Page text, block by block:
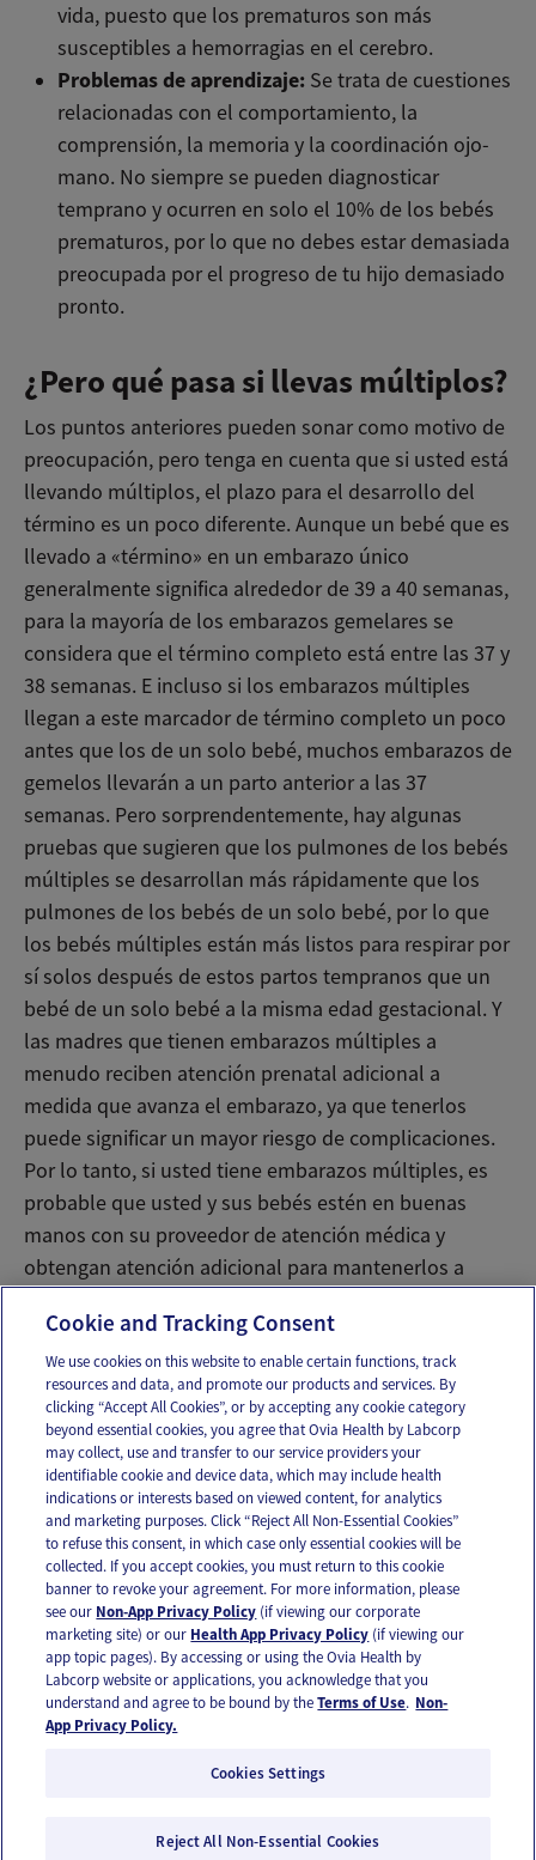
vida, puesto que los prematuros son más
susceptibles a hemorragias en el cerebro.
Problemas de aprendizaje: Se trata de cuestiones
relacionadas con el comportamiento, la
comprensión, la memoria y la coordinación ojo-
mano. No siempre se pueden diagnosticar
temprano y ocurren en solo el 10% de los bebés
prematuros, por lo que no debes estar demasiada
preocupada por el progreso de tu hijo demasiado
pronto.
¿Pero qué pasa si llevas múltiplos?
Los puntos anteriores pueden sonar como motivo de
preocupación, pero tenga en cuenta que si usted está
llevando múltiplos, el plazo para el desarrollo del
término es un poco diferente. Aunque un bebé que es
llevado a «término» en un embarazo único
generalmente significa alrededor de 39 a 40 semanas,
para la mayoría de los embarazos gemelares se
considera que el término completo está entre las 37 y
38 semanas. E incluso si los embarazos múltiples
llegan a este marcador de término completo un poco
antes que los de un solo bebé, muchos embarazos de
gemelos llevarán a un parto anterior a las 37
semanas. Pero sorprendentemente, hay algunas
pruebas que sugieren que los pulmones de los bebés
múltiples se desarrollan más rápidamente que los
pulmones de los bebés de un solo bebé, por lo que
los bebés múltiples están más listos para respirar por
sí solos después de estos partos tempranos que un
bebé de un solo bebé a la misma edad gestacional. Y
las madres que tienen embarazos múltiples a
menudo reciben atención prenatal adicional a
medida que avanza el embarazo, ya que tenerlos
puede significar un mayor riesgo de complicaciones.
Por lo tanto, si usted tiene embarazos múltiples, es
probable que usted y sus bebés estén en buenas
manos con su proveedor de atención médica y
obtengan atención adicional para mantenerlos a
Email Text
OUR APPS
FOLLOW US
© 2026 Ovia Health by Labcorp
Cookie and Tracking Consent
We use cookies on this website to enable certain functions, track
resources and data, and promote our products and services. By
clicking “Accept All Cookies”, or by accepting any cookie category
beyond essential cookies, you agree that Ovia Health by Labcorp
may collect, use and transfer to our service providers your
identifiable cookie and device data, which may include health
indications or interests based on viewed content, for analytics
and marketing purposes. Click “Reject All Non-Essential Cookies”
to refuse this consent, in which case only essential cookies will be
collected. If you accept cookies, you must return to this cookie
banner to revoke your agreement. For more information, please
see our Non-App Privacy Policy (if viewing our corporate
marketing site) or our Health App Privacy Policy (if viewing our
app topic pages). By accessing or using the Ovia Health by
Labcorp website or applications, you acknowledge that you
understand and agree to be bound by theTerms of Use. Non-
App Privacy Policy.
Cookies Settings
Reject All Non-Essential Cookies